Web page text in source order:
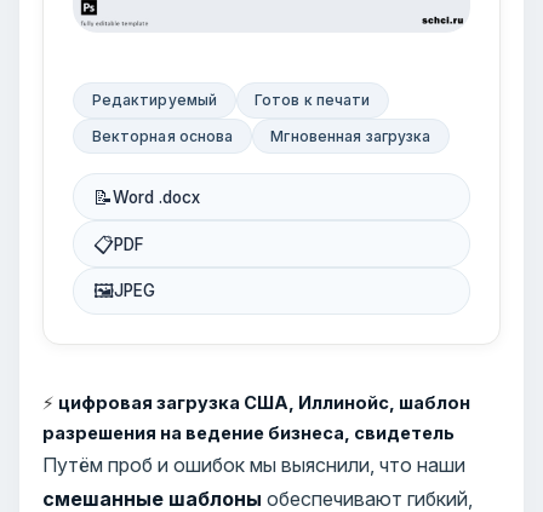
Редактируемый
Готов к печати
Векторная основа
Мгновенная загрузка
📝Word .docx
📋PDF
🖼JPEG
⚡ цифровая загрузка США, Иллинойс, шаблон
разрешения на ведение бизнеса, свидетель
Путём проб и ошибок мы выяснили, что наши
смешанные шаблоны обеспечивают гибкий,